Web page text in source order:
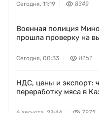
Сегодня, 11:19 8349
Военная полиция
прошла проверку на
Сегодня, 00:33 8151
НДС, цены и экспорт:
переработку мяса в